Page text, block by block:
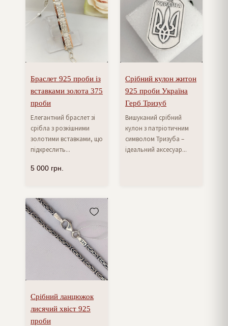
Браслет 925 проби із
вставками золота 375
проби
Елегантний браслет зі
срібла з розкішними
золотими вставками, що
підкреслить...
5 000 грн.
Срібний кулон житон
925 проби Україна
Герб Тризуб
Вишуканий срібний
кулон з патріотичним
символом Тризуба –
ідеальний аксесуар...
Срібний ланцюжок
лисячий хвіст 925
проби